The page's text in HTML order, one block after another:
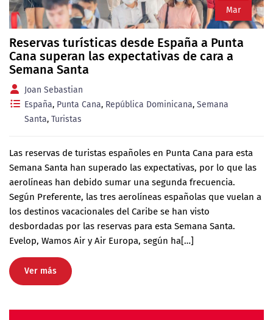
Mar
Reservas turísticas desde España a Punta
Cana superan las expectativas de cara a
Semana Santa
Joan Sebastian
España, Punta Cana, República Dominicana, Semana
Santa, Turistas
Las reservas de turistas españoles en Punta Cana para esta
Semana Santa han superado las expectativas, por lo que las
aerolíneas han debido sumar una segunda frecuencia.
Según Preferente, las tres aerolíneas españolas que vuelan a
los destinos vacacionales del Caribe se han visto
desbordadas por las reservas para esta Semana Santa.
Evelop, Wamos Air y Air Europa, según ha[…]
Ver más